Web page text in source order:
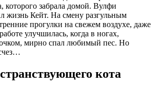
которого забрала домой. Вулфи
жизнь Кейт. На смену разгульным
прогулки на свежем воздухе, даже
улучшилась, когда в ногах,
мирно спал любимый пес. Но
кота